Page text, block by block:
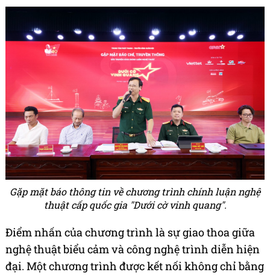
Gặp mặt báo thông tin về chương trình chính luận nghệ
thuật cấp quốc gia "Dưới cờ vinh quang".
Điểm nhấn của chương trình là sự giao thoa giữa
nghệ thuật biểu cảm và công nghệ trình diễn hiện
đại. Một chương trình được kết nối không chỉ bằng